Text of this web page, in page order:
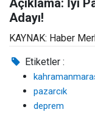
Adayı!
KAYNAK: Haber
Etiketler :
pazarcık
deprem